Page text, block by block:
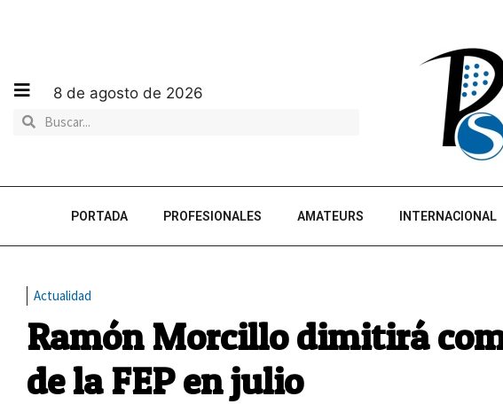
8 de agosto de 2026
PORTADA PROFESIONALES AMATEURS INTERNACIONAL
Actualidad
Ramón Morcillo dimitirá
de la FEP en julio